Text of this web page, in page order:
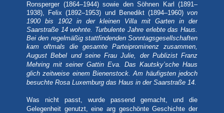
Ronsperger (1864–1944) sowie den Söhnen Karl (1891–
1938), Felix (1892–1953) und Benedikt (1894–1960) von
1900 bis 1902 in der kleinen Villa mit Garten in der
Saarstraße 14 wohnte. Turbulente Jahre erlebte das Haus.
Bei den regelmäßig stattfindenden Sonntagsgesellschaften
kam oftmals die gesamte Parteiprominenz zusammen,
August Bebel und seine Frau Julie, der Publizist Franz
Mehring mit seiner Gattin Eva. Das Kautsky’sche Haus
glich zeitweise einem Bienenstock. Am häufigsten jedoch
besuchte Rosa Luxemburg das Haus in der Saarstraße 14.
Was nicht passt, wurde passend gemacht, und die
Gelegenheit genutzt, eine arg geschönte Geschichte der